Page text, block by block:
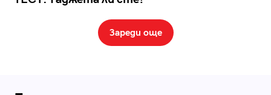
Зареди още